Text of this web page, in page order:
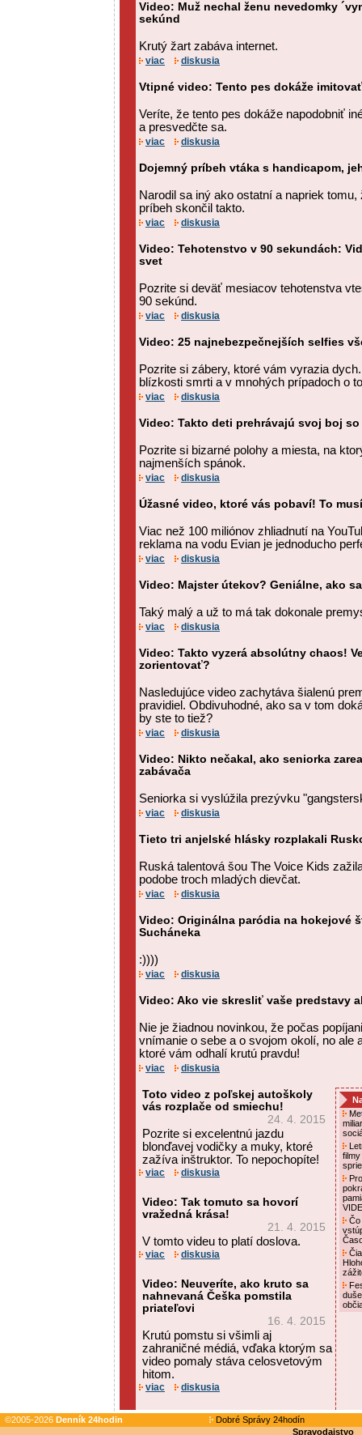
Video: Muž nechal ženu nevedomky
sekúnd
Krutý žart zabáva internet.
viac diskusia
Vtipné video: Tento pes dokáže
Veríte, že tento pes dokáže napodobniť
a presvedčte sa.
viac diskusia
Dojemný príbeh vtáka s handicapom,
Narodil sa iný ako ostatní a napriek
príbeh skončil takto.
viac diskusia
Video: Tehotenstvo v 90 sekundách:
svet
Pozrite si deväť mesiacov tehotenstva
90 sekúnd.
viac diskusia
Video: 25 najnebezpečnejších selfies
Pozrite si zábery, ktoré vám vyrazia
blízkosti smrti a v mnohých prípadoch o
viac diskusia
Video: Takto deti prehrávajú svoj boj
Pozrite si bizarné polohy a miesta, na
najmenších spánok.
viac diskusia
Úžasné video, ktoré vás pobaví! To
Viac než 100 miliónov zhliadnutí na
reklama na vodu Evian je jednoducho
viac diskusia
Video: Majster útekov? Geniálne, ako
Taký malý a už to má tak dokonale
viac diskusia
Video: Takto vyzerá absolútny chaos!
zorientovať?
Nasledujúce video zachytáva šialenú
pravidiel. Obdivuhodné, ako sa v tom
by ste to tiež?
viac diskusia
Video: Nikto nečakal, ako seniorka
zabávača
Seniorka si vyslúžila prezývku
viac diskusia
Tieto tri anjelské hlásky rozplakali
Ruská talentová šou The Voice Kids
podobe troch mladých dievčat.
viac diskusia
Video: Originálna paródia na hokejové
Sucháneka
:))))
viac diskusia
Video: Ako vie skresliť vaše predstavy
Nie je žiadnou novinkou, že počas
vnímanie o sebe a o svojom okolí, no ale
ktoré vám odhalí krutú pravdu!
viac diskusia
Toto video z poľskej autoškoly
vás rozplače od smiechu!
24. 4. 2015
Pozrite si excelentnú jazdu
blonďavej vodičky a muky, ktoré
zažíva inštruktor. To nepochopíte!
viac diskusia
Video: Tak tomuto sa hovorí
vražedná krása!
21. 4. 2015
V tomto videu to platí doslova.
viac diskusia
Video: Neuveríte, ako kruto sa
nahnevaná Češka pomstila
priateľovi
16. 4. 2015
Krutú pomstu si všimli aj
zahraničné médiá, vďaka ktorým sa
video pomaly stáva celosvetovým
hitom.
viac diskusia
Čo
©2005-2026 Denník 24hodin
Dobré Správy 24hodín
Spravodajstvo